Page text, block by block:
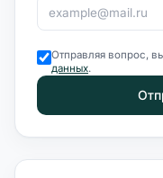
Отправляя вопрос,
данных.